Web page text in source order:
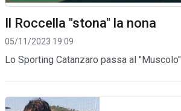
Il Roccella "stona" la nona
05/11/2023 19:09
Lo Sporting Catanzaro passa al "Muscolo"